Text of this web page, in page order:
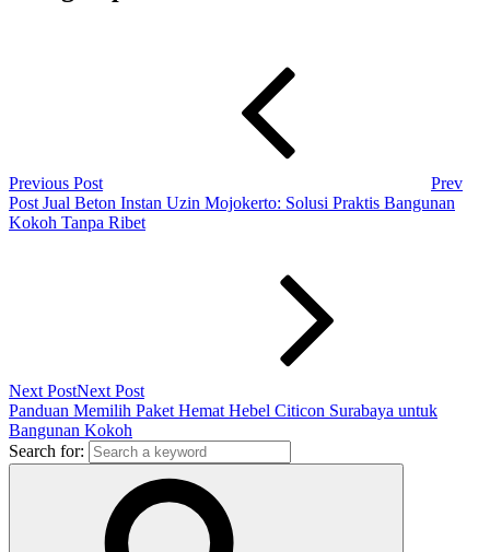
Previous Post
Prev
Post Jual Beton Instan Uzin Mojokerto: Solusi Praktis Bangunan
Kokoh Tanpa Ribet
Next PostNext Post
Panduan Memilih Paket Hemat Hebel Citicon Surabaya untuk
Bangunan Kokoh
Search for: